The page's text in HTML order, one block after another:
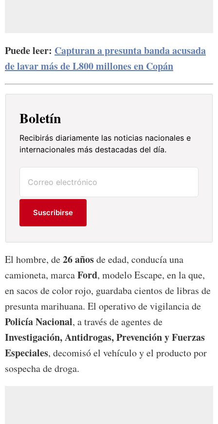
Puede leer: Capturan a presunta banda acusada
de lavar más de L800 millones en Copán
Boletín
Recibirás diariamente las noticias nacionales e
internacionales más destacadas del día.
Suscribirse
El hombre, de26 añosde edad, conducía una
camioneta, marcaFord, modelo Escape, en la que,
en sacos de color rojo, guardaba cientos de libras de
presunta marihuana. El operativo de vigilancia de
Policía Nacional, a través de agentes de
Investigación, Antidrogas, Prevención y Fuerzas
Especiales, decomisó el vehículo y el producto por
sospecha de droga.